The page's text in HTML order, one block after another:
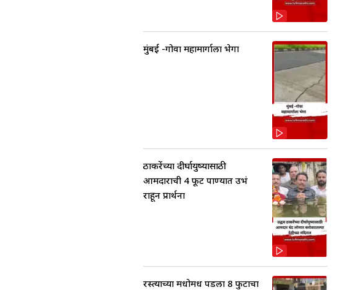
मुंबई -गोवा महामार्गाला भेगा
ठाकरेंच्या दीर्घायुष्यासाठी
आमदाराची 4 फूट पाण्यात उभं
राहून प्रार्थना
रस्त्याच्या मधोमध पडला 8 फुटाचा